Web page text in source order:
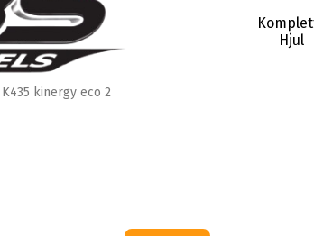
Hjul
K435 kinergy eco 2